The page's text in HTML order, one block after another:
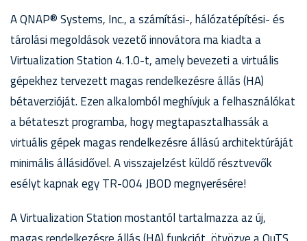
A QNAP® Systems, Inc., a számítási-, hálózatépítési- és
tárolási megoldások vezető innovátora ma kiadta a
Virtualization Station 4.1.0-t, amely bevezeti a virtuális
gépekhez tervezett magas rendelkezésre állás (HA)
bétaverzióját. Ezen alkalomból meghívjuk a felhasználókat
a bétateszt programba, hogy megtapasztalhassák a
virtuális gépek magas rendelkezésre állású architektúráját
minimális állásidővel. A visszajelzést küldő résztvevők
esélyt kapnak egy TR-004 JBOD megnyerésére!
A Virtualization Station mostantól tartalmazza az új,